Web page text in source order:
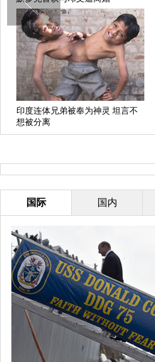
印度连体兄弟被奉为神灵 坦言不
想被分离
国际 国内